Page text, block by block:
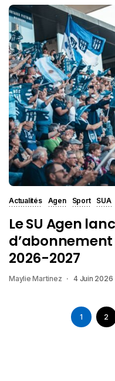
Actualités Agen Sport SUA
Le SU Agen
2026-2027
Maylie Martinez 4 Juin 2026
1 2